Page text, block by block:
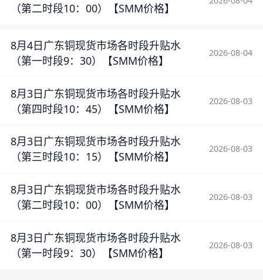
（第二时段10：00）【SMM价格】
8月4日广东铜现货市场各时段升贴水
（第一时段9：30）【SMM价格】
2026-08-04
8月3日广东铜现货市场各时段升贴水
（第四时段10：45）【SMM价格】
2026-08-03
8月3日广东铜现货市场各时段升贴水
（第三时段10：15）【SMM价格】
2026-08-03
8月3日广东铜现货市场各时段升贴水
（第二时段10：00）【SMM价格】
2026-08-03
8月3日广东铜现货市场各时段升贴水
（第一时段9：30）【SMM价格】
2026-08-03